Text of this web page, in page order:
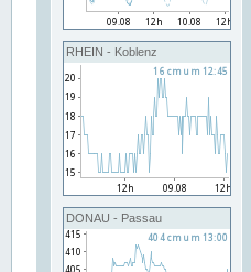
RHEIN - Koblenz
DONAU - Passau